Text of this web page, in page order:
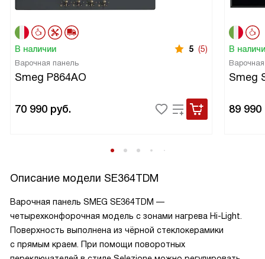
В наличии 5 (5)
Варочная панель
Smeg P864AO
70 990 руб.
В
Smeg
89 990
Описание модели SE364TDM
Варочная панель SMEG SE364TDM —
четырехконфорочная модель с зонами нагрева Hi-Light.
Поверхность выполнена из чёрной стеклокерамики
с прямым краем. При помощи поворотных